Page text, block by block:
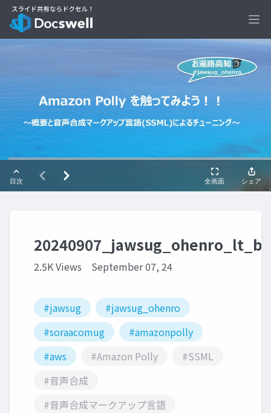
2.5K Views September 07, 24
#jawsug
#jawsug_ohenro
#soraacomug
#amazonpolly
#aws
#Amazon Polly
#SSML
#音声合成
#音声合成マークアップ言語